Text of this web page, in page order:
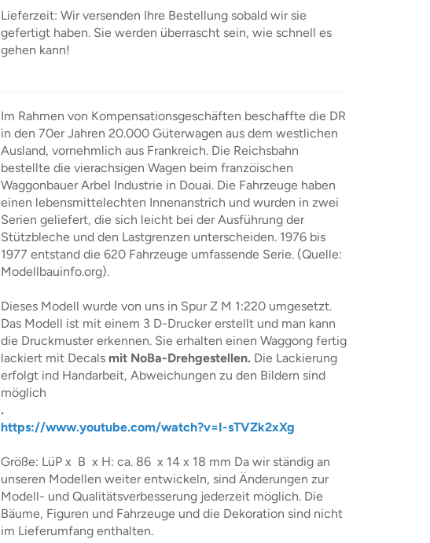
Lieferzeit: Wir versenden Ihre Bestellung sobald wir sie
gefertigt haben. Sie werden überrascht sein, wie schnell es
gehen kann!
Im Rahmen von Kompensationsgeschäften beschaffte die DR
in den 70er Jahren 20.000 Güterwagen aus dem westlichen
Ausland, vornehmlich aus Frankreich. Die Reichsbahn
bestellte die vierachsigen Wagen beim franzöischen
Waggonbauer Arbel Industrie in Douai. Die Fahrzeuge haben
einen lebensmittelechten Innenanstrich und wurden in zwei
Serien geliefert, die sich leicht bei der Ausführung der
Stützbleche und den Lastgrenzen unterscheiden. 1976 bis
1977 entstand die 620 Fahrzeuge umfassende Serie. (Quelle:
Modellbauinfo.org).
Dieses Modell wurde von uns in Spur Z M 1:220 umgesetzt.
Das Modell ist mit einem 3 D-Drucker erstellt und man kann
die Druckmuster erkennen. Sie erhalten einen Waggong fertig
lackiert mit Decals mit NoBa-Drehgestellen. Die Lackierung
erfolgt ind Handarbeit, Abweichungen zu den Bildern sind
möglich
.
https://www.youtube.com/watch?v=I-sTVZk2xXg
Größe: LüP x B x H: ca. 86 x 14 x 18 mm Da wir ständig an
unseren Modellen weiter entwickeln, sind Änderungen zur
Modell- und Qualitätsverbesserung jederzeit möglich. Die
Bäume, Figuren und Fahrzeuge und die Dekoration sind nicht
im Lieferumfang enthalten.